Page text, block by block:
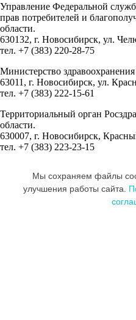
Управление Федеральной
прав потребителей и
области.
630132, г. Новосибирск, ул.
тел. +7 (383) 220-28-75
Министерство
63011, г. Новосибирск, ул.
тел. +7 (383) 222-15-61
Территориальный орган
области.
630007, г. Новосибирск,
тел. +7 (383) 223-23-15
Ваминцева Марина Николаевна
Цевкалюк Юлия Ивановна
Мы cохраняем файлы
улучшения работы сайта.